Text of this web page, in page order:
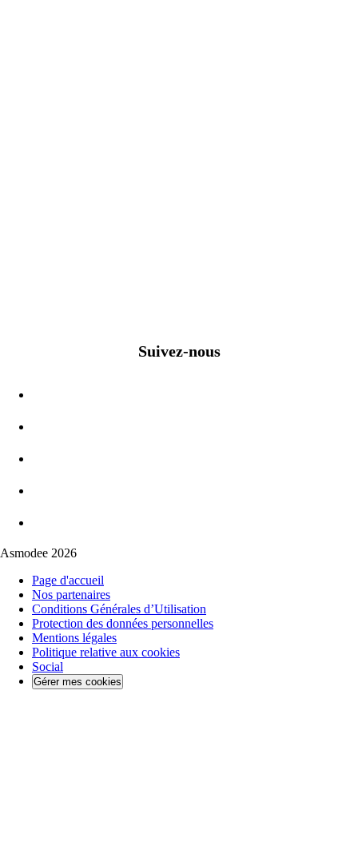
Suivez-nous
Asmodee 2026
Page d'accueil
Nos partenaires
Conditions Générales d’Utilisation
Protection des données personnelles
Mentions légales
Politique relative aux cookies
Social
Gérer mes cookies